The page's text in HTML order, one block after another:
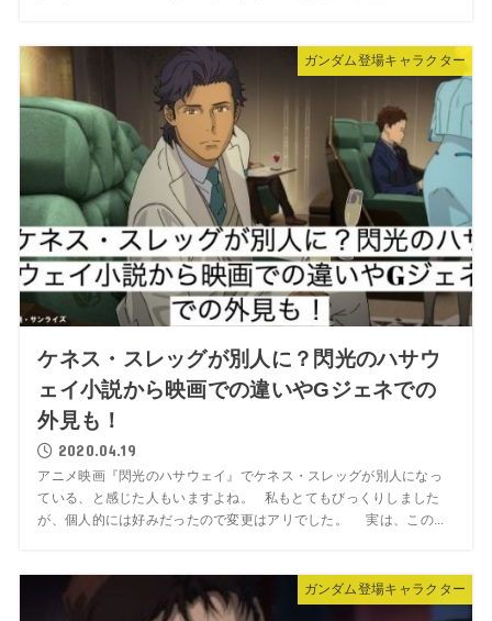
ガンダム登場キャラクター
ケネス・スレッグが別人に？閃光のハサウ
ェイ小説から映画での違いやGジェネでの
外見も！
2020.04.19
アニメ映画『閃光のハサウェイ』でケネス・スレッグが別人になっ
ている、と感じた人もいますよね。 私もとてもびっくりしました
が、個人的には好みだったので変更はアリでした。 実は、この...
ガンダム登場キャラクター